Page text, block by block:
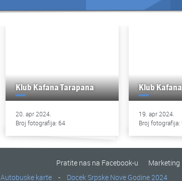
Klub Kafana Tarapana
20. apr 2024.
Broj fotografija: 64
Klub
19. apr 2024.
Broj fotografija:
Marketing
Pratite nas na Facebook-u
Autobuske karte - Docek Srpske Nove Godine 2024